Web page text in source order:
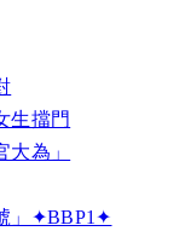
生擋門
為」
」✦BBP1✦